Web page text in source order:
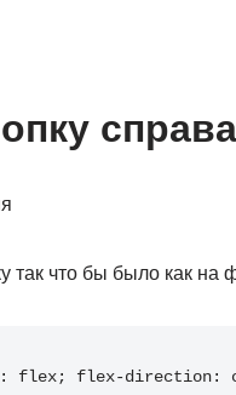
справа
так что бы было как
flex; flex-direction: